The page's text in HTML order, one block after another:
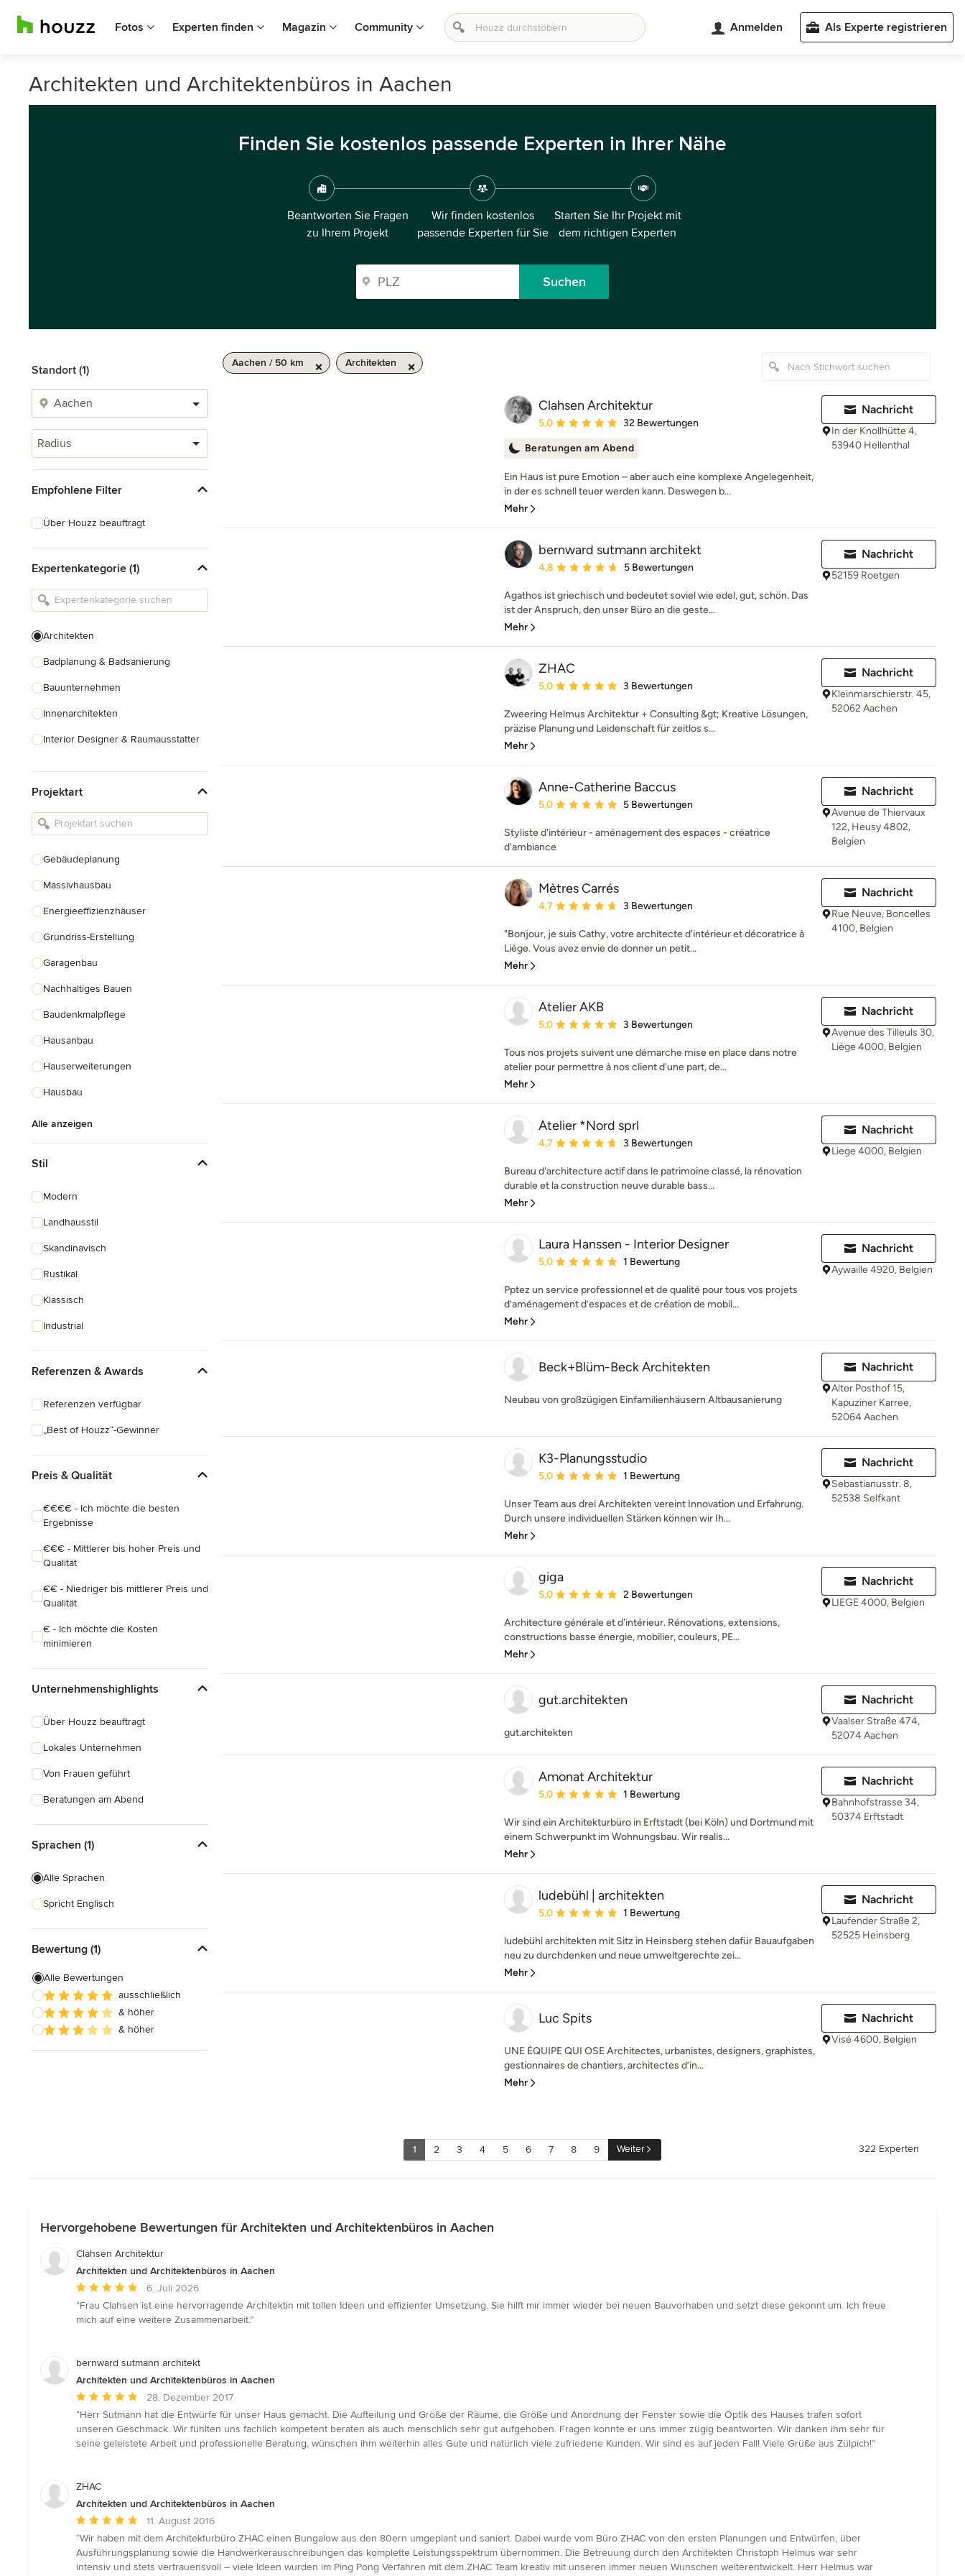
Fotos Experten finden Magazin Community Anmelden Als Experte registrieren
Architekten und Architektenbüros in Aachen
Finden Sie kostenlos passende Experten in Ihrer Nähe
Beantworten Sie Fragen
zu Ihrem Projekt
Wir finden kostenlos
passende Experten für Sie
Starten Sie Ihr Projekt mit
dem richtigen Experten
Suchen
Standort (1)
Radius
Empfohlene Filter
Über Houzz beauftragt
Expertenkategorie (1)
Architekten
Badplanung & Badsanierung
Bauunternehmen
Innenarchitekten
Interior Designer & Raumausstatter
Landschaftsarchitekten
Armaturen & Sanitärbedarf
Einbauschränke
Projektart
Gebäudeplanung
Massivhausbau
Energieeffizienzhäuser
Grundriss-Erstellung
Garagenbau
Nachhaltiges Bauen
Baudenkmalpflege
Hausanbau
Hauserweiterungen
Hausbau
Alle anzeigen
Stil
Modern
Landhausstil
Skandinavisch
Rustikal
Klassisch
Industrial
Referenzen & Awards
Referenzen verfügbar
„Best of Houzz“-Gewinner
Preis & Qualität
€€€€ - Ich möchte die besten
Ergebnisse
€€€ - Mittlerer bis hoher Preis und
Qualität
€€ - Niedriger bis mittlerer Preis und
Qualität
€ - Ich möchte die Kosten
minimieren
Unternehmenshighlights
Über Houzz beauftragt
Lokales Unternehmen
Von Frauen geführt
Beratungen am Abend
Sprachen (1)
Alle Sprachen
Spricht Englisch
Bewertung (1)
Alle Bewertungen
ausschließlich
& höher
& höher
Aachen / 50 km Architekten
Clahsen Architektur
Durchschnittliche Bewertung: 5 von 5 Sternen
5,0 32 Bewertungen
Beratungen am Abend
Ein Haus ist pure Emotion – aber auch eine komplexe Angelegenheit,
in der es schnell teuer werden kann. Deswegen b...
Mehr
Nachricht
In der Knollhütte 4,
53940 Hellenthal
bernward sutmann architekt
Durchschnittliche Bewertung: 4.8 von 5 Sternen
4,8 5 Bewertungen
Agathos ist griechisch und bedeutet soviel wie edel, gut, schön. Das
ist der Anspruch, den unser Büro an die geste...
Mehr
Nachricht
52159 Roetgen
ZHAC
Durchschnittliche Bewertung: 5 von 5 Sternen
5,0 3 Bewertungen
Zweering Helmus Architektur + Consulting &gt; Kreative Lösungen,
präzise Planung und Leidenschaft für zeitlos s...
Mehr
Nachricht
Kleinmarschierstr. 45,
52062 Aachen
Anne-Catherine Baccus
Durchschnittliche Bewertung: 5 von 5 Sternen
5,0 5 Bewertungen
Styliste d'intérieur - aménagement des espaces - créatrice
d'ambiance
Nachricht
Avenue de Thiervaux
122, Heusy 4802,
Belgien
Mètres Carrés
Durchschnittliche Bewertung: 4.7 von 5 Sternen
4,7 3 Bewertungen
"Bonjour, je suis Cathy, votre architecte d'intérieur et décoratrice à
Liège. Vous avez envie de donner un petit...
Mehr
Nachricht
Rue Neuve, Boncelles
4100, Belgien
Atelier AKB
Durchschnittliche Bewertung: 5 von 5 Sternen
5,0 3 Bewertungen
Tous nos projets suivent une démarche mise en place dans notre
atelier pour permettre à nos client d'une part, de...
Mehr
Nachricht
Avenue des Tilleuls 30,
Liège 4000, Belgien
Atelier *Nord sprl
Durchschnittliche Bewertung: 4.7 von 5 Sternen
4,7 3 Bewertungen
Bureau d'architecture actif dans le patrimoine classé, la rénovation
durable et la construction neuve durable bass...
Mehr
Nachricht
Liege 4000, Belgien
Laura Hanssen - Interior Designer
Durchschnittliche Bewertung: 5 von 5 Sternen
5,0 1 Bewertung
Pptez un service professionnel et de qualité pour tous vos projets
d’aménagement d’espaces et de création de mobil...
Mehr
Nachricht
Aywaille 4920, Belgien
Beck+Blüm-Beck Architekten
Neubau von großzügigen Einfamilienhäusern Altbausanierung
Nachricht
Alter Posthof 15,
Kapuziner Karree,
52064 Aachen
K3-Planungsstudio
Durchschnittliche Bewertung: 5 von 5 Sternen
5,0 1 Bewertung
Unser Team aus drei Architekten vereint Innovation und Erfahrung.
Durch unsere individuellen Stärken können wir Ih...
Mehr
Nachricht
Sebastianusstr. 8,
52538 Selfkant
giga
Durchschnittliche Bewertung: 5 von 5 Sternen
5,0 2 Bewertungen
Architecture générale et d'intérieur. Rénovations, extensions,
constructions basse énergie, mobilier, couleurs, PE...
Mehr
Nachricht
LIEGE 4000, Belgien
gut.architekten
gut.architekten
Nachricht
Vaalser Straße 474,
52074 Aachen
Amonat Architektur
Durchschnittliche Bewertung: 5 von 5 Sternen
5,0 1 Bewertung
Wir sind ein Architekturbüro in Erftstadt (bei Köln) und Dortmund mit
einem Schwerpunkt im Wohnungsbau. Wir realis...
Mehr
Nachricht
Bahnhofstrasse 34,
50374 Erftstadt
ludebühl | architekten
Durchschnittliche Bewertung: 5 von 5 Sternen
5,0 1 Bewertung
ludebühl architekten mit Sitz in Heinsberg stehen dafür Bauaufgaben
neu zu durchdenken und neue umweltgerechte zei...
Mehr
Nachricht
Laufender Straße 2,
52525 Heinsberg
Luc Spits
UNE ÉQUIPE QUI OSE Architectes, urbanistes, designers, graphistes,
gestionnaires de chantiers, architectes d’in...
Mehr
Nachricht
Visé 4600, Belgien
1 2 3 4 5 6 7 8 9 Weiter 322 Experten
Hervorgehobene Bewertungen für Architekten und Architektenbüros in Aachen
Clahsen Architektur
Architekten und Architektenbüros in Aachen
Durchschnittliche
Bewertung:
5
Sternen
6. Juli 2026
“Frau Clahsen ist eine hervorragende Architektin mit tollen Ideen und effizienter Umsetzung. Sie hilft mir immer wieder bei neuen Bauvorhaben und setzt diese gekonnt um. Ich freue
mich auf eine weitere Zusammenarbeit.”
bernward sutmann architekt
Architekten und Architektenbüros in Aachen
Durchschnittliche
Bewertung:
5
von
28. Dezember 2017
“Herr Sutmann hat die Entwürfe für unser Haus gemacht. Die Aufteilung und Größe der Räume, die Größe und Anordnung der Fenster sowie die Optik des Hauses trafen sofort
unseren Geschmack. Wir fühlten uns fachlich kompetent beraten als auch menschlich sehr gut aufgehoben. Fragen konnte er uns immer zügig beantworten. Wir danken ihm sehr für
seine geleistete Arbeit und professionelle Beratung, wünschen ihm weiterhin alles Gute und natürlich viele zufriedene Kunden. Wir sind es auf jeden Fall! Viele Grüße aus Zülpich!”
ZHAC
Architekten und Architektenbüros in Aachen
Durchschnittliche
Bewertung:
5
von
11. August 2016
“Wir haben mit dem Architekturbüro ZHAC einen Bungalow aus den 80ern umgeplant und saniert. Dabei wurde vom Büro ZHAC von den ersten Planungen und Entwürfen, über
Ausführungsplanung sowie die Handwerkerauschreibungen das komplette Leistungsspektrum übernommen. Die Betreuung durch den Architekten Christoph Helmus war sehr
intensiv und stets vertrauensvoll – viele Ideen wurden im Ping Pong Verfahren mit dem ZHAC Team kreativ mit unseren immer neuen Wünschen weiterentwickelt. Herr Helmus war